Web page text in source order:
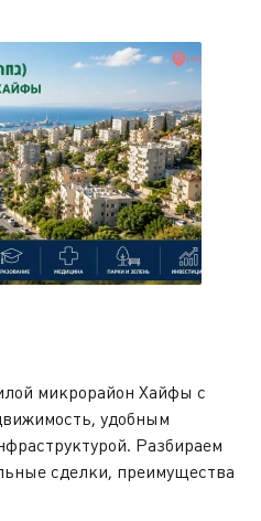
микрорайон Хайфы с
удобным
Разбираем
сделки, преимущества